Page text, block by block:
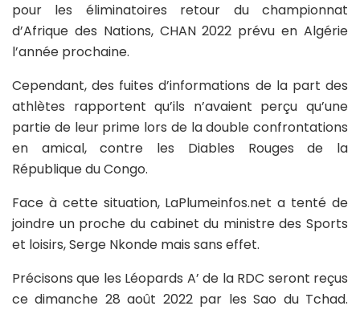
pour les éliminatoires retour du championnat
d’Afrique des Nations, CHAN 2022 prévu en Algérie
l’année prochaine.
Cependant, des fuites d’informations de la part des
athlètes rapportent qu’ils n’avaient perçu qu’une
partie de leur prime lors de la double confrontations
en amical, contre les Diables Rouges de la
République du Congo.
Face à cette situation, LaPlumeinfos.net a tenté de
joindre un proche du cabinet du ministre des Sports
et loisirs, Serge Nkonde mais sans effet.
Précisons que les Léopards A’ de la RDC seront reçus
ce dimanche 28 août 2022 par les Sao du Tchad.